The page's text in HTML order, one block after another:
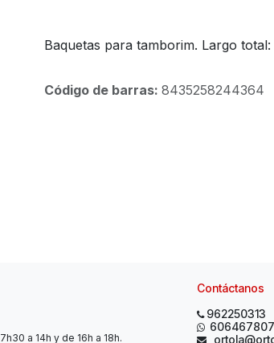
Baquetas para tamborim. Largo total:
Código de barras: 8435258244364
a 14h y de 16h a 18h.
Contáctanos
962250313
606467807